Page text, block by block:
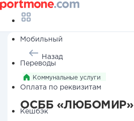
Мобильный
Переводы
Оплата по реквизитам
Кешбэк
Назад
Коммунальные услуги
ОСББ «ЛЮБОМИР»